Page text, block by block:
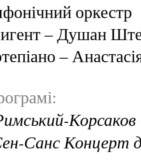
оркестр
– Душан
–
Санс Концерт